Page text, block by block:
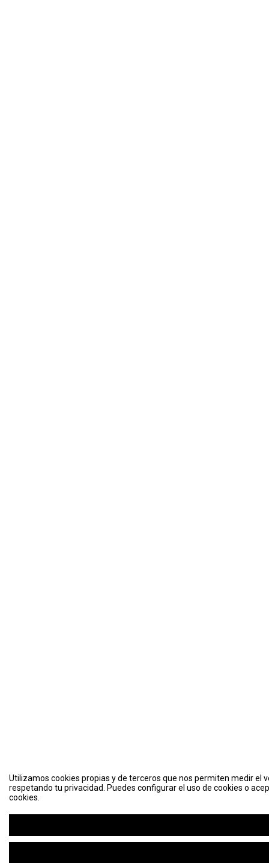
Utilizamos cookies propias y de terceros que nos permiten medir el
respetando tu privacidad. Puedes configurar el uso de cookies o
cookies.